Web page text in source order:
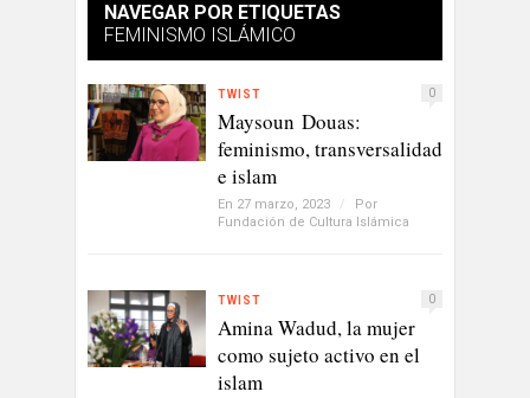
NAVEGAR POR ETIQUETAS
FEMINISMO ISLÁMICO
TWIST 0
Maysoun Douas:
feminismo, transversalidad
e islam
En 27 marzo, 2023 /
Por
Fundación de Cultura Islámica
TWIST 0
Amina Wadud, la mujer
como sujeto activo en el
islam